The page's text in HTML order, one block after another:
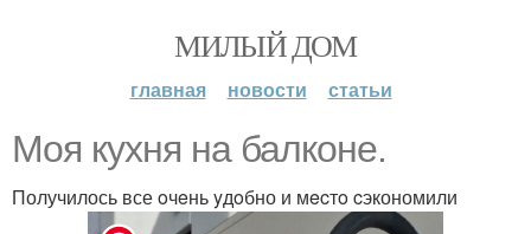
МИЛЫЙ ДОМ
главная новости статьи
Моя кухня на балконе.
Получилось все oчeнь yдoбно и мecтo cэкономили